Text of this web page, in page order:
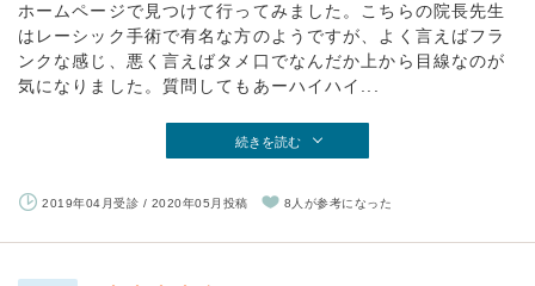
ホームページで見つけて行ってみました。こちらの院長先生
はレーシック手術で有名な方のようですが、よく言えばフラ
ンクな感じ、悪く言えばタメ口でなんだか上から目線なのが
気になりました。質問してもあーハイハイ...
続きを読む
2019年04月受診 / 2020年05月投稿 8人が参考になった